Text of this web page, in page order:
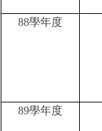
88學年度
89學年度